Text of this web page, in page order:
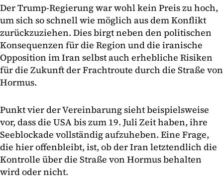
Der Trump-Regierung war wohl kein Preis zu hoch,
um sich so schnell wie möglich aus dem Konflikt
zurückzuziehen. Dies birgt neben den politischen
Konsequenzen für die Region und die iranische
Opposition im Iran selbst auch erhebliche Risiken
für die Zukunft der Frachtroute durch die Straße von
Hormus.
Punkt vier der Vereinbarung sieht beispielsweise
vor, dass die USA bis zum 19. Juli Zeit haben, ihre
Seeblockade vollständig aufzuheben. Eine Frage,
die hier offenbleibt, ist, ob der Iran letztendlich die
Kontrolle über die Straße von Hormus behalten
wird oder nicht.